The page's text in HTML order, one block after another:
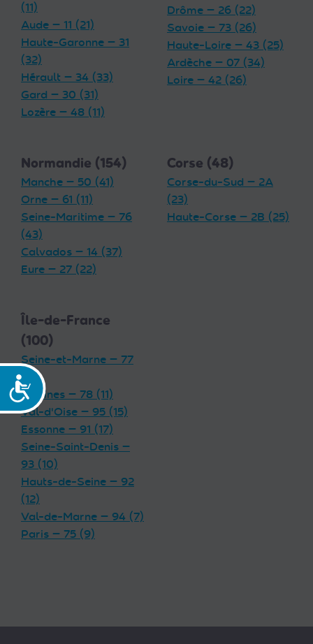
Accessibilité
(11)
Aude — 11 (21)
Haute-Garonne — 31
(32)
Hérault — 34 (33)
Gard — 30 (31)
Lozère — 48 (11)
Drôme — 26 (22)
Savoie — 73 (26)
Haute-Loire — 43 (25)
Ardèche — 07 (34)
Loire — 42 (26)
Normandie (154)
Manche — 50 (41)
Orne — 61 (11)
Seine-Maritime — 76
(43)
Calvados — 14 (37)
Eure — 27 (22)
Corse (48)
Corse-du-Sud — 2A
(23)
Haute-Corse — 2B (25)
Île-de-France
(100)
Seine-et-Marne — 77
(19)
Yvelines — 78 (11)
Val-d'Oise — 95 (15)
Essonne — 91 (17)
Seine-Saint-Denis —
93 (10)
Hauts-de-Seine — 92
(12)
Val-de-Marne — 94 (7)
Paris — 75 (9)